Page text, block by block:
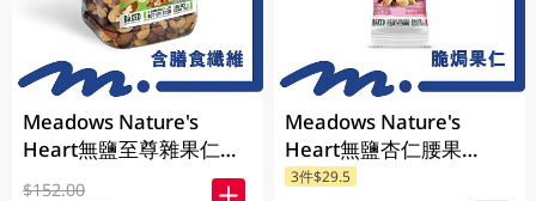
Meadows Nature's
Heart無鹽至尊雜果仁
1KG (包裝隨機發放)
$152.00
Meadows Nature's
Heart無鹽杏仁腰果
40GM
3件$29.5